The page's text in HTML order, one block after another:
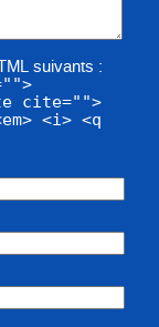
suivants :
cite="">
<i> <q